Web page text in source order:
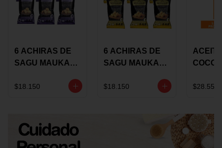
6 ACHIRAS DE
SAGU MAUKA
$18.150
6 ACHIRAS DE
SAGU MAUKA
GRS
$18.150
COCO
150G
$28.550